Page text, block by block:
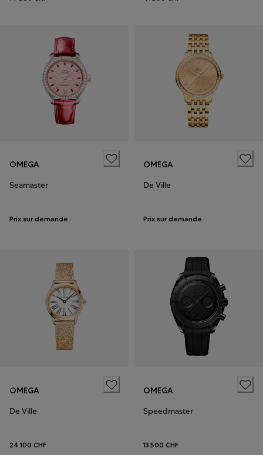
OMEGA
Seamaster
Prix sur demande
OMEGA
De Ville
Prix sur demande
OMEGA
De Ville
24 100 CHF
OMEGA
Speedmaster
13 500 CHF